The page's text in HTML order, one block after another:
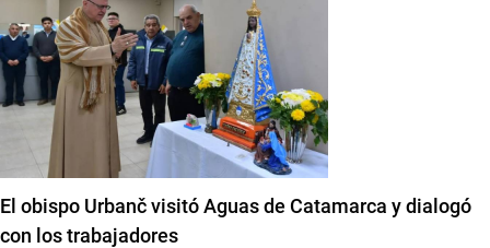
El obispo Urbanč visitó Aguas de Catamarca y dialogó
con los trabajadores